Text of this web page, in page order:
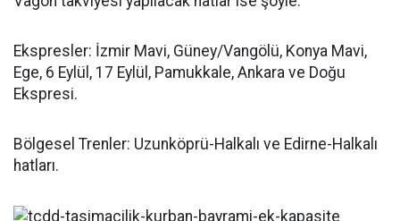
Ekspresler: İzmir Mavi, Güney/Vangölü, Konya Mavi,
Ege, 6 Eylül, 17 Eylül, Pamukkale, Ankara ve Doğu
Ekspresi.
Bölgesel Trenler: Uzunköprü-Halkalı ve Edirne-Halkalı
hatları.